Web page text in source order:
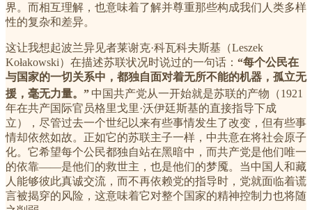
界。而相互理解，也意味着了解并尊重那些构成我们人类多样
性的复杂和差异。
这让我想起波兰异见者莱谢克·科瓦科夫斯基（Leszek
Kołakowski）在描述苏联状况时说过的一句话： “每个公民在
与国家的一切关系中，都独自面对着无所不能的机器，孤立无
援，毫无力量。” 中国共产党从一开始就是苏联的产物（1921
年在共产国际官员格里戈里·沃伊廷斯基的直接指导下成
立），尽管过去一个世纪以来有些事情发生了改变，但有些事
情却依然如故。正如它的苏联主子一样，中共意在将社会原子
化。它希望每个公民都独自站在黑暗中，而共产党是他们唯一
的依靠——是他们的救世主，也是他们的梦魇。当中国人和藏
人能够彼此真诚交流，而不再依赖党的指导时，党就面临着谎
言被揭穿的风险，这意味着它对整个国家的精神控制力也将随